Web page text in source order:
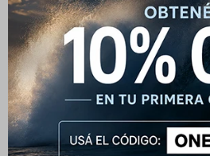
Comodidad para
Cuenta con cuello abierto tipo
completo y bolsillo en el pecho que
corte cómodo y la manga corta la
climas cálidos o para quienes
y funcional.